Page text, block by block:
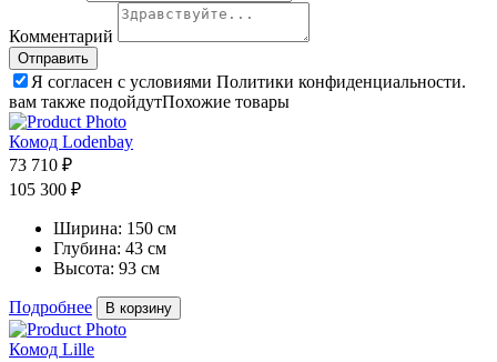
Комментарий
Я согласен с условиями Политики конфиденциальности.
вам также подойдутПохожие товары
Комод Lodenbay
73 710 ₽
105 300 ₽
Ширина: 150 см
Глубина: 43 см
Высота: 93 см
Подробнее В корзину
Комод Lille